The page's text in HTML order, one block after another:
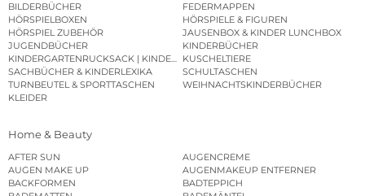
BILDERBÜCHER
FEDERMAPPEN
HÖRSPIELBOXEN
HÖRSPIELE & FIGUREN
HÖRSPIEL ZUBEHÖR
JAUSENBOX & KINDER LUNCHBOX
JUGENDBÜCHER
KINDERBÜCHER
KINDERGARTENRUCKSACK | KINDERGARTENBEUTEL
KUSCHELTIERE
SACHBÜCHER & KINDERLEXIKA
SCHULTASCHEN
TURNBEUTEL & SPORTTASCHEN
WEIHNACHTSKINDERBÜCHER
KLEIDER
Home & Beauty
AFTER SUN
AUGENCREME
AUGEN MAKE UP
AUGENMAKEUP ENTFERNER
BACKFORMEN
BADTEPPICH